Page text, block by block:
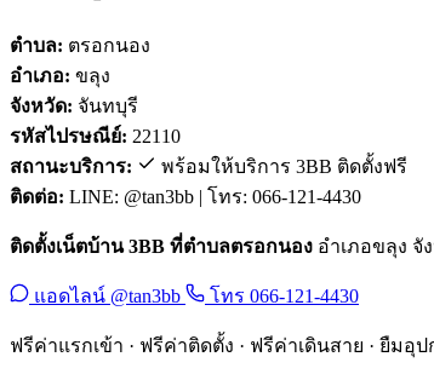
ตำบล: ตรอกนอง
อำเภอ: ขลุง
จังหวัด: จันทบุรี
รหัสไปรษณีย์: 22110
สถานะบริการ:
พร้อมให้บริการ 3BB ติดตั้งฟรี
ติดต่อ: LINE: @tan3bb | โทร: 066-121-4430
ติดตั้งเน็ตบ้าน 3BB ที่ตำบลตรอกนอง อำเภอขลุง
แอดไลน์ @tan3bb โทร 066-121-4430
ฟรีค่าแรกเข้า · ฟรีค่าติดตั้ง · ฟรีค่าเดินสาย · ยืมอุ